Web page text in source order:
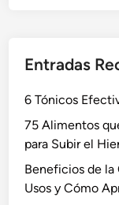
Entradas
6 Tónicos
75 Alimentos
para Subir el
Beneficios de la
Usos y Cómo